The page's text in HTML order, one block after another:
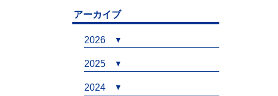
アーカイブ
2026
2025
2024